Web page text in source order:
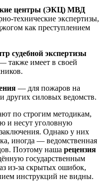
центры (ЭКЦ) МВД
технические экспертизы,
как преступлением
судебной экспертизы
также имеет в своей
— для пожаров на
других силовых ведомств.
по строгим методикам,
и несут уголовную
Однако у них
иногда — ведомственная
Поэтому наша рецензия
государственным
из-за скрытых ошибок,
инструкций не видны.